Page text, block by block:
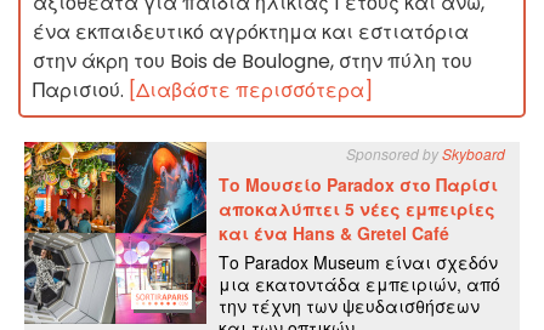
ένα εκπαιδευτικό αγρόκτημα και εστιατόρια
στην άκρη του Bois de Boulogne, στην πύλη του
Παρισιού. [Διαβάστε περισσότερα]